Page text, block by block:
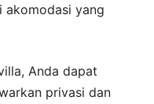
akomodasi yang
Anda dapat
privasi dan